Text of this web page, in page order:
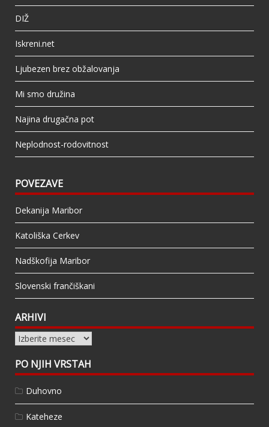
DIŽ
Iskreni.net
Ljubezen brez obžalovanja
Mi smo družina
Najina drugačna pot
Neplodnost-rodovitnost
POVEZAVE
Dekanija Maribor
Katoliška Cerkev
Nadškofija Maribor
Slovenski frančiškani
ARHIVI
Arhivi
PO NJIH VRSTAH
Duhovno
Kateheze